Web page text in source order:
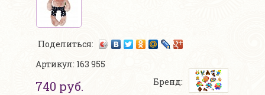
Поделиться:
Артикул: 163 955
740 руб. Бренд: